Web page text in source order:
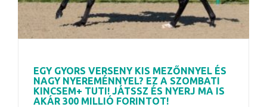
EGY GYORS VERSENY KIS MEZŐNNYEL ÉS
NAGY NYEREMÉNNYEL? EZ A SZOMBATI
KINCSEM+ TUTI! JÁTSSZ ÉS NYERJ MA IS
AKÁR 300 MILLIÓ FORINTOT!